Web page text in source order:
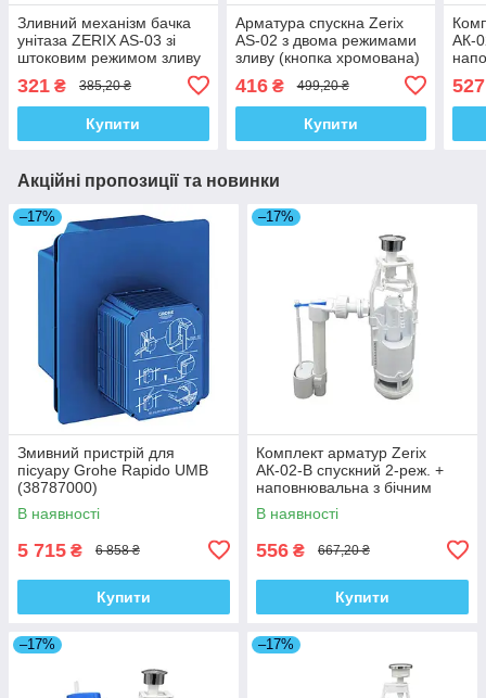
Зливний механізм бачка
унітаза ZERIX AS-03 зі
штоковим режимом зливу
(ZX5607)
321 ₴ 385,20 ₴
Купити
Арматура спускна Zerix
AS-02 з двома режимами
зливу (кнопка хромована)
416₴ 499,20 ₴
Купити
АК-
527
Акційні пропозиції та новинки
–17%
Змивний пристрій для
пісуару Grohe Rapido UMB
(38787000)
В наявності
5 715 ₴ 6 858 ₴
Купити
–17%
Комплект арматур Zerix
АК-02-B спускний 2-реж. +
наповнювальна з бічним
підведенням (ZX5165)
В наявності
556 ₴ 667,20 ₴
Купити
–17% –17%